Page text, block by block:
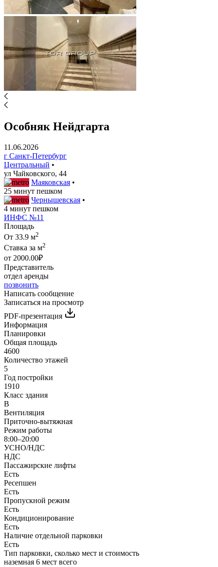
Особняк Нейдгарта
11.06.2026
г Санкт-Петербург
Центральный •
ул Чайковского, 44
Маяковская •
25 минут пешком
Чернышевская •
4 минут пешком
ИНФС №11
Площадь
От 33.9 м2
Ставка за м2
от 2000.00₽
Представитель
отдел аренды
позвонить
Написать сообщение
Записаться на просмотр
PDF-презентация
Информация
Планировки
Общая площадь
4600
Количество этажей
5
Год постройки
1910
Класс здания
B
Вентиляция
Приточно-вытяжная
Режим работы
8:00–20:00
УСНО/НДС
НДС
Пассажирские лифты
Есть
Ресепшен
Есть
Пропускной режим
Есть
Кондиционирование
Есть
Наличие отдельной парковки
Есть
Тип парковки, сколько мест и стоимость
наземная 6 мест всего